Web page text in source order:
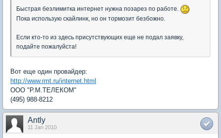
Быстрая безлимитка интернет нужна позарез по работе.
Пока использую скайлинк, но он тормозит безбожно.
Если кто-то из здесь присутствующих еще не подал заявку,
подайте пожалуйста!
Вот еще один провайдер:
http://www.rmt.ru/internet.html
ООО "Р.М.ТЕЛЕКОМ"
(495) 988-8212
Antly
11 Jan 2010